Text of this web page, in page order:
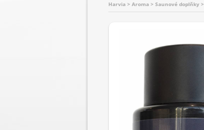
Harvia > Aroma > Saunové doplňky >